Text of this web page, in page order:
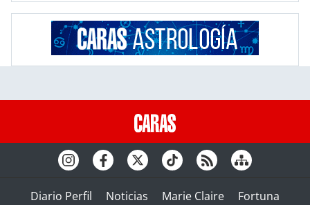
Diario Perfil Noticias Marie Claire Fortuna